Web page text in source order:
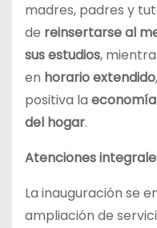
madres, padres y
de reinsertarse al
sus estudios,
en horario extendido
positiva la
del hogar.
Atenciones
La inauguración se
ampliación de